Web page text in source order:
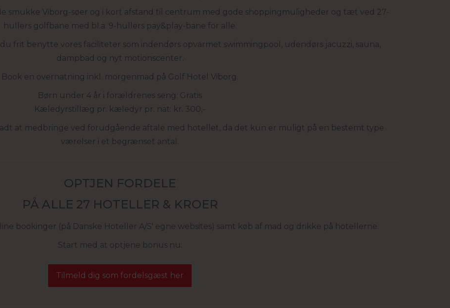
smukke Viborg-søer og i kort afstand til centrum med gode shoppingmuligheder og tæt ved 27-
hullers golfbane med bl.a. 9-hullers pay&play-bane for alle.
frit benytte vores faciliteter som indendørs opvarmet swimmingpool, udendørs jacuzzi, sauna,
dampbad og nyt motionscenter.
Book en overnatning inkl. morgenmad på Golf Hotel Viborg.
Børn under 4 år i forældrenes seng: Gratis
Kæledyrstillæg pr. kæledyr pr. nat: kr. 300,-
at medbringe ved forudgående aftale med hotellet, da det kun er muligt på en bestemt type
værelser i et begrænset antal.
OPTJEN FORDELE
PÅ ALLE 27 HOTELLER & KROER
bookinger (på Danske Hoteller A/S' egne websites) samt køb af mad og drikke på hotellerne.
Start med at optjene bonus nu:
Tilmeld dig som fordelsgæst her